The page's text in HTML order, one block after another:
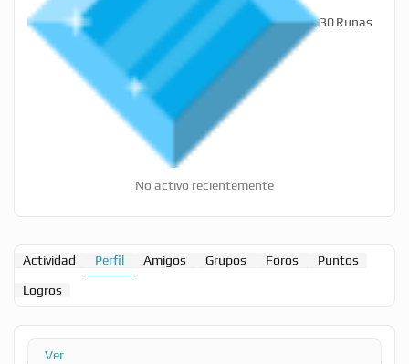
30Runas
No activo recientemente
Actividad Perfil Amigos Grupos Foros Puntos
Logros
Ver